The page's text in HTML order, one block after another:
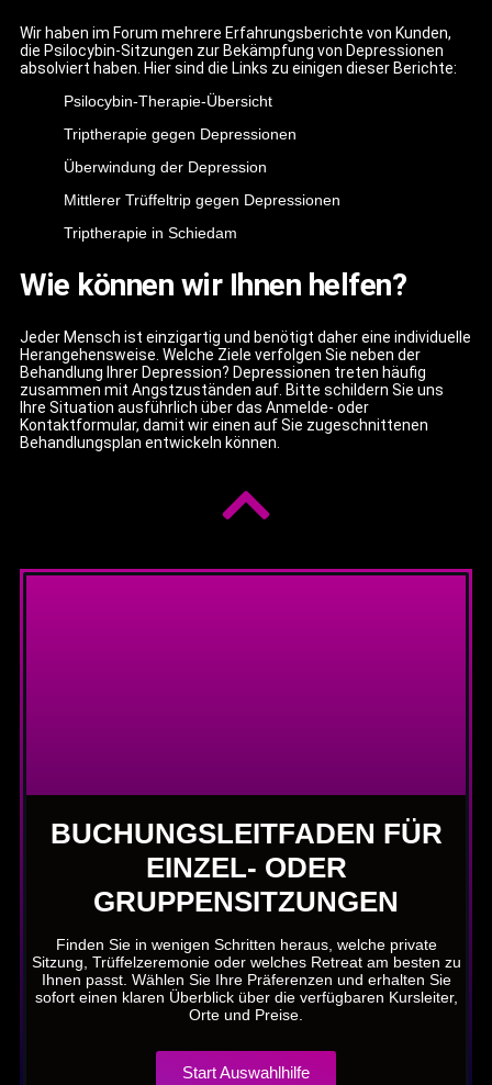
Wir haben im Forum mehrere Erfahrungsberichte von Kunden,
die Psilocybin-Sitzungen zur Bekämpfung von Depressionen
absolviert haben. Hier sind die Links zu einigen dieser Berichte:
Psilocybin-Therapie-Übersicht
Triptherapie gegen Depressionen
Überwindung der Depression
Mittlerer Trüffeltrip gegen Depressionen
Triptherapie in Schiedam
Wie können wir Ihnen helfen?
Jeder Mensch ist einzigartig und benötigt daher eine individuelle
Herangehensweise. Welche Ziele verfolgen Sie neben der
Behandlung Ihrer Depression? Depressionen treten häufig
zusammen mit Angstzuständen auf. Bitte schildern Sie uns
Ihre Situation ausführlich über das Anmelde- oder
Kontaktformular, damit wir einen auf Sie zugeschnittenen
Behandlungsplan entwickeln können.
BUCHUNGSLEITFADEN FÜR
EINZEL- ODER
GRUPPENSITZUNGEN
Finden Sie in wenigen Schritten heraus, welche private
Sitzung, Trüffelzeremonie oder welches Retreat am besten zu
Ihnen passt. Wählen Sie Ihre Präferenzen und erhalten Sie
sofort einen klaren Überblick über die verfügbaren Kursleiter,
Orte und Preise.
Start Auswahlhilfe